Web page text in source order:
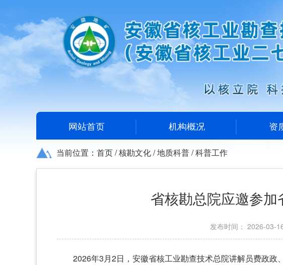
网站首页 机构概况 资
当前位置： 首页/核勘文化/地质科普/科普工作
省核勘总院应邀参
发布时间： 2026-03-
2026年3月2日，安徽省核工业勘查技术总院讲解员费政政